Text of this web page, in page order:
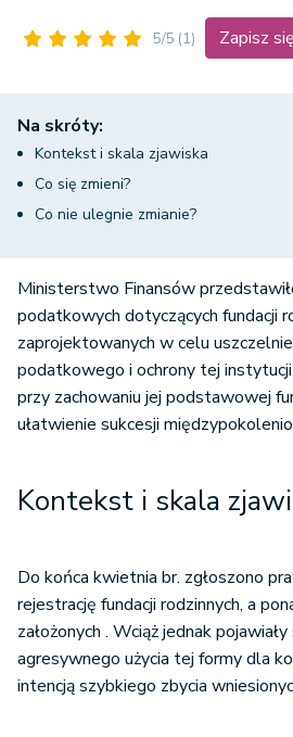
5/5 (1) Zapisz
Na skróty:
Kontekst i skala zjawiska
Co się zmieni?
Co nie ulegnie zmianie?
Ministerstwo Finansów
podatkowych dotyczących fundacji
zaprojektowanych w celu
podatkowego i ochrony tej instytucji
przy zachowaniu jej podstawowej
ułatwienie sukcesji
Kontekst i skala
Do końca kwietnia br. zgłoszono
rejestrację fundacji rodzinnych, a
założonych . Wciąż jednak
agresywnego użycia tej formy dla
intencją szybkiego zbycia